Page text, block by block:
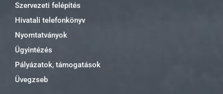
Szervezeti felépítés
Hivatali telefonkönyv
Nyomtatványok
Ügyintézés
Pályázatok, támogatások
Üvegzseb